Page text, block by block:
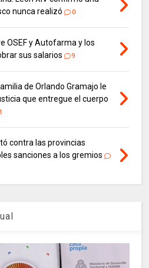
nunca realizó
0
OSEF y Autofarma y los
sus salarios
9
de Orlando Gramajo le
que entregue el cuerpo
contra las provincias
sanciones a los gremios